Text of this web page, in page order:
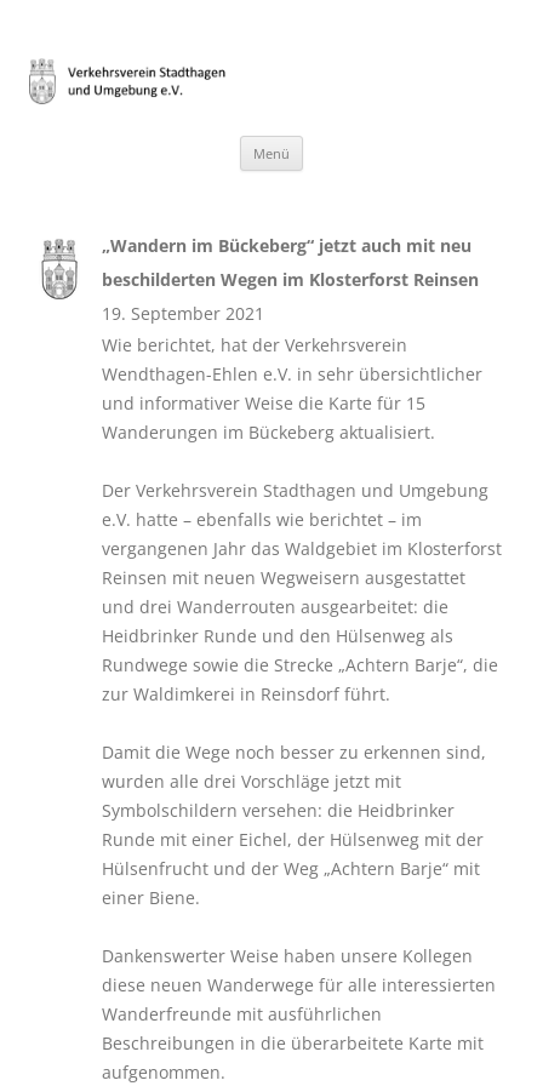
Umgebung e.V.
Menü
„Wandern im Bückeberg“ jetzt auch mit neu
beschilderten Wegen im Klosterforst Reinsen
19. September 2021
Wie berichtet, hat der Verkehrsverein
Wendthagen-Ehlen e.V. in sehr übersichtlicher
und informativer Weise die Karte für 15
Wanderungen im Bückeberg aktualisiert.
Der Verkehrsverein Stadthagen und Umgebung
e.V. hatte – ebenfalls wie berichtet – im
vergangenen Jahr das Waldgebiet im Klosterforst
Reinsen mit neuen Wegweisern ausgestattet
und drei Wanderrouten ausgearbeitet: die
Heidbrinker Runde und den Hülsenweg als
Rundwege sowie die Strecke „Achtern Barje“, die
zur Waldimkerei in Reinsdorf führt.
Damit die Wege noch besser zu erkennen sind,
wurden alle drei Vorschläge jetzt mit
Symbolschildern versehen: die Heidbrinker
Runde mit einer Eichel, der Hülsenweg mit der
Hülsenfrucht und der Weg „Achtern Barje“ mit
einer Biene.
Dankenswerter Weise haben unsere Kollegen
diese neuen Wanderwege für alle interessierten
Wanderfreunde mit ausführlichen
Beschreibungen in die überarbeitete Karte mit
aufgenommen.